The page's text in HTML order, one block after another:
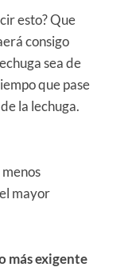
esto? Que
consigo
sea de
que pase
la lechuga.
mayor
más exigente